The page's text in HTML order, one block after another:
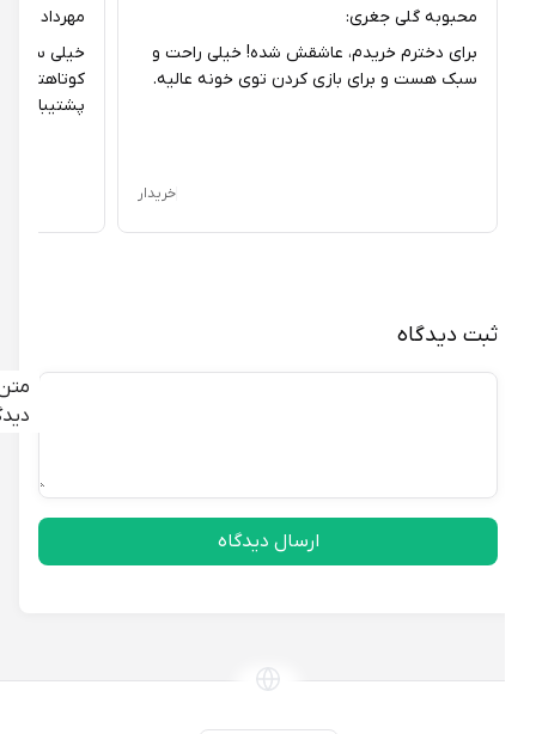
ثبت دیدگاه
متن
دیدگاه
ارسال دیدگاه
محبوبه گلی جغری:
برای دخترم خریدم، عاشقش شده! خیلی راحت و
سبک هست و برای بازی کردن توی خونه عالیه.
خریدار
مهرداد
خیلی سریع و
کوتاهترین
پشتیبانی